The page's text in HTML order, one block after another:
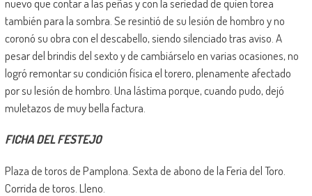
nuevo que contar a las peñas y con la seriedad de quien torea
también para la sombra. Se resintió de su lesión de hombro y no
coronó su obra con el descabello, siendo silenciado tras aviso. A
pesar del brindis del sexto y de cambiárselo en varias ocasiones, no
logró remontar su condición física el torero, plenamente afectado
por su lesión de hombro. Una lástima porque, cuando pudo, dejó
muletazos de muy bella factura.
FICHA DEL FESTEJO
Plaza de toros de Pamplona. Sexta de abono de la Feria del Toro.
Corrida de toros. Lleno.